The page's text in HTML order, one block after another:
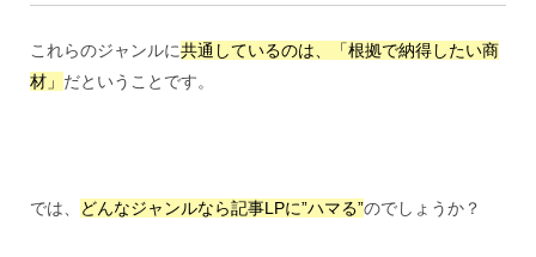
これらのジャンルに共通しているのは、「根拠で納得したい商
材」 だということです。
では、 どんなジャンルなら記事LPに”ハマる”のでしょうか？